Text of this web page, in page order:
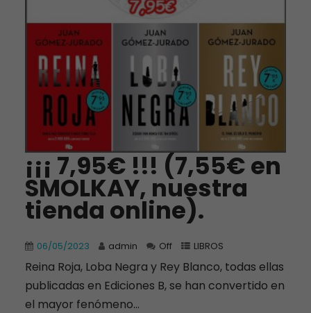
¡¡¡ 7,95€ !!! (7,55€ en
SMOLKAY, nuestra
tienda online).
06/05/2023 admin Off LIBROS
Reina Roja, Loba Negra y Rey Blanco, todas ellas
publicadas en Ediciones B, se han convertido en
el mayor fenómeno...